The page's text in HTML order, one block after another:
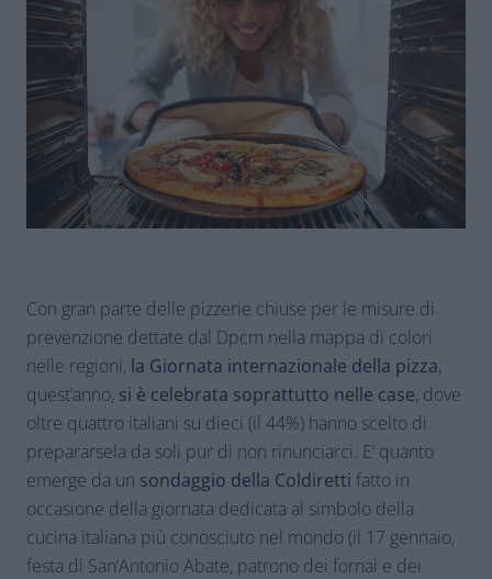
Con gran parte delle pizzerie chiuse per le misure di
prevenzione dettate dal Dpcm nella mappa di colori
nelle regioni, la Giornata internazionale della pizza,
quest’anno, si è celebrata soprattutto nelle case, dove
oltre quattro italiani su dieci (il 44%) hanno scelto di
prepararsela da soli pur di non rinunciarci. E’ quanto
emerge da un sondaggio della Coldiretti fatto in
occasione della giornata dedicata al simbolo della
cucina italiana più conosciuto nel mondo (il 17 gennaio,
festa di San’Antonio Abate, patrono dei fornai e dei